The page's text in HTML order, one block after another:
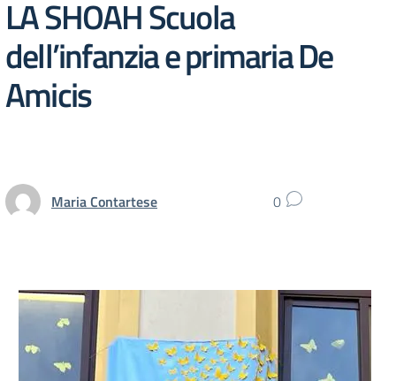
LA SHOAH Scuola
dell’infanzia e primaria De
Amicis
Maria Contartese 0